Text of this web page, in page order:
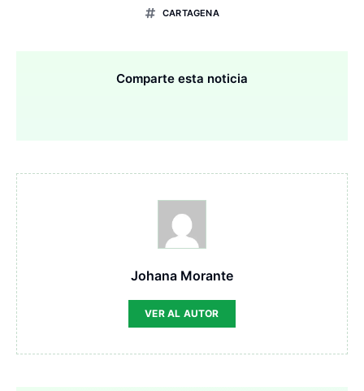
CARTAGENA
Comparte esta noticia
Johana Morante
VER AL AUTOR